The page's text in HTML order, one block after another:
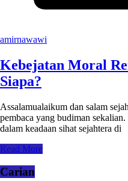
amirnawawi
Kebejatan Moral
Siapa?
Assalamualaikum dan salam
pembaca yang budiman
dalam keadaan sihat sejahtera di
Read More
Carian